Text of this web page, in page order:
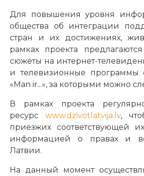
Для повышения уровня
общества об интеграции
стран и их достижениях,
рамках проекта
сюжеты на интернет-
и телевизионные программы
«Man ir...», за которыми можно
В рамках проекта
ресурс www.dzivotlatvija.lv,
приезжих соответствующей
информацией о правах и
Латвии.
На данный момент